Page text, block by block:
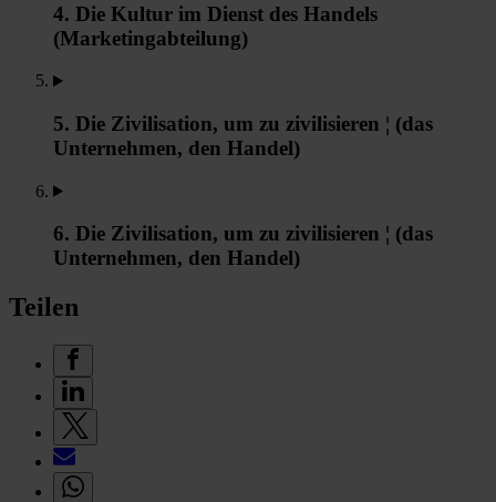
4. Die Kultur im Dienst des Handels
(Marketingabteilung)
5. Die Zivilisation, um zu zivilisieren ¦ (das
Unternehmen, den Handel)
6. Die Zivilisation, um zu zivilisieren ¦ (das
Unternehmen, den Handel)
Teilen